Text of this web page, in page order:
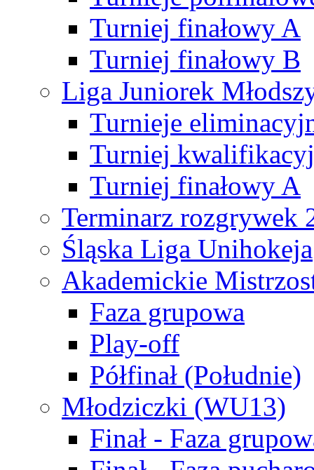
Turniej finałowy A
Turniej finałowy B
Liga Juniorek
Turnieje
Turniej
Turniej finałowy A
Terminarz rozgrywek
Śląska Liga Unihokeja
Akademickie
Faza grupowa
Play-off
Półfinał (Południe)
Młodziczki (WU13)
Finał - Faza